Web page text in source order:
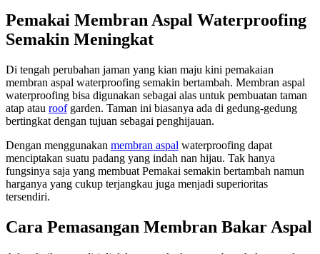
Pemakai Membran Aspal Waterproofing
Semakin Meningkat
Di tengah perubahan jaman yang kian maju kini pemakaian
membran aspal waterproofing semakin bertambah. Membran aspal
waterproofing bisa digunakan sebagai alas untuk pembuatan taman
atap atau roofgarden. Taman ini biasanya ada di gedung-gedung
bertingkat dengan tujuan sebagai penghijauan.
Dengan menggunakan membran aspal waterproofing dapat
menciptakan suatu padang yang indah nan hijau. Tak hanya
fungsinya saja yang membuat Pemakai semakin bertambah namun
harganya yang cukup terjangkau juga menjadi superioritas
tersendiri.
Cara Pemasangan Membran Bakar Aspal